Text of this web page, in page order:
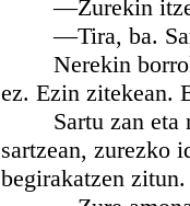
—Zurekin
—Tira, ba. Sar
Nerekin
ez. Ezin zitekean.
Sartu zan eta
sartzean, zurezko
begirakatzen